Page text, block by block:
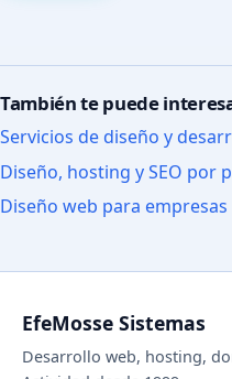
También te puede
Servicios de diseño y
Diseño, hosting y SEO por
Diseño web para
EfeMosse Sistemas
Desarrollo web, hosting,